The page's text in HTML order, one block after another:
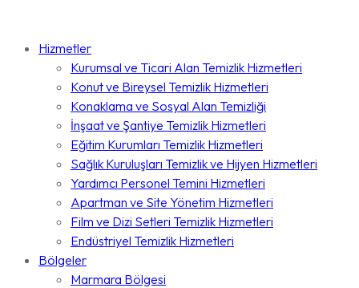
Hizmetler
Kurumsal ve Ticari Alan Temizlik Hizmetleri
Konut ve Bireysel Temizlik Hizmetleri
Konaklama ve Sosyal Alan Temizliği
İnşaat ve Şantiye Temizlik Hizmetleri
Eğitim Kurumları Temizlik Hizmetleri
Sağlık Kuruluşları Temizlik ve Hijyen Hizmetleri
Yardımcı Personel Temini Hizmetleri
Apartman ve Site Yönetim Hizmetleri
Film ve Dizi Setleri Temizlik Hizmetleri
Endüstriyel Temizlik Hizmetleri
Bölgeler
Marmara Bölgesi